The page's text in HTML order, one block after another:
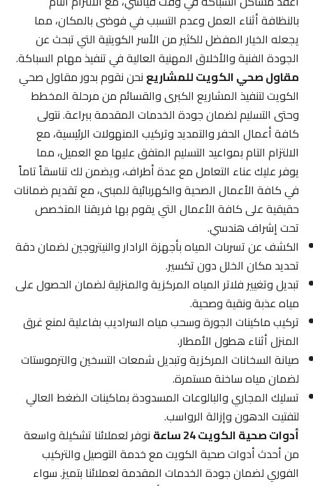
بالنظافة أثناء العمل وعدم التسبب في فوضى بالمكان، مما
يجعله الخيار المفضل للكثير من الأسر الكويتية التي تبحث عن
الجودة الفنية والأخلاق المهنية العالية في تنفيذ مهام السباكة.
مقاول صحي الكويت للمشاريعنحن نقوم بدور مقاول صحي
الكويت لتنفيذ المشاريع الكبرى والقسائم من مرحلة المخطط
وحتى التسليم لضمان جودة الخدمات المقدمة ببراعة. نتولى
كافة أعمال الحفر والتمديد وتركيب المنهولات الرئيسية، مع
الالتزام التام بمواعيد التسليم المتفق عليها مع العميل، مما
يوفر عليك عناء التعامل مع عدة أطراف، ويضمن لك تناسقاً تاماً
في كافة الأعمال الصحية والكهربائية للمبنى، مع تقديم ضمانات
حقيقية على كافة الأعمال التي يقوم بها فريقنا المتخصص
تحت إشراف هندسي.
الكشف عن تسربات المياه بأجهزة الرادار والنيتروجين لضمان دقة
تحديد مكان الخلل دون تكسير.
تبديل وتغيير فلاتر المياه المركزية والمنزلية لضمان الحصول على
مياه عذبة ونقية وصحية.
تركيب ماكينات الجورة وسحب مياه السراديب بفاعلية لمنع غرق
المنزل أثناء هطول الأمطار.
صيانة السخانات المركزية وتبديل شمعات التسخين والترموستات
لضمان مياه ساخنة مستمرة.
تسليك المجاري والبالوعات المسدودة بماكينات الضغط العالي
لتفتيت الدهون وإزالة الرواسب.
أدوات صحية الكويت 24 ساعة
نوفر لعملائنا تشكيلة واسعة
من أحدث أدوات صحية الكويت مع خدمة التوصيل والتركيب
الفوري لضمان جودة الخدمات المقدمة لعملائنا بتميز. سواء